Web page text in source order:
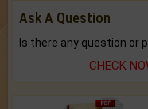
Ask A Question
CHECK